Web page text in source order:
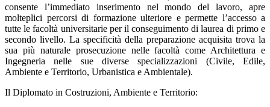
consente l’immediato inserimento nel mondo del lavoro, apre
molteplici percorsi di formazione ulteriore e permette l’accesso a
tutte le facoltà universitarie per il conseguimento di laurea di primo e
secondo livello. La specificità della preparazione acquisita trova la
sua più naturale prosecuzione nelle facoltà come Architettura e
Ingegneria nelle sue diverse specializzazioni (Civile, Edile,
Ambiente e Territorio, Urbanistica e Ambientale).
Il Diplomato in Costruzioni, Ambiente e Territorio: